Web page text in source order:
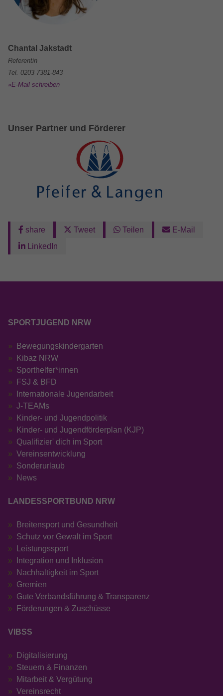
Chantal Jakstadt
Referentin
Tel. 0203 7381-843
»E-Mail schreiben
Unser Partner und Förderer
share Tweet Teilen
E-Mail
LinkedIn
SPORTJUGEND NRW
Bewegungskindergarten
Kibaz NRW
Sporthelfer*innen
FSJ & BFD
Internationale Jugendarbeit
J-TEAMs
Kinder- und Jugendpolitik
Kinder- und Jugendförderplan (KJP)
Qualifizier' dich im Sport
Vereinsentwicklung
Sonderurlaub
News
LANDESSPORTBUND NRW
Breitensport und Gesundheit
Schutz vor Gewalt im Sport
Leistungssport
Integration und Inklusion
Nachhaltigkeit im Sport
Gremien
Gute Verbandsführung & Transparenz
Förderungen & Zuschüsse
VIBSS
Digitalisierung
Steuern & Finanzen
Mitarbeit & Vergütung
Vereinsrecht
Anbieter Google LLC
Zweck